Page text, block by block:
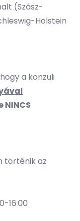
(Szász-
Holstein
a konzuli
NINCS
történik az
16:00